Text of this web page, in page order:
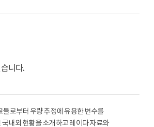
니다.
로부터 우량 추정에 유용한 변수를
내외 현황을 소개하고 레이다 자료와